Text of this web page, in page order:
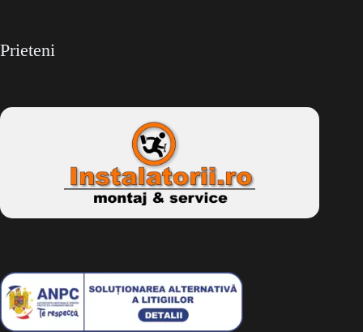
Prieteni